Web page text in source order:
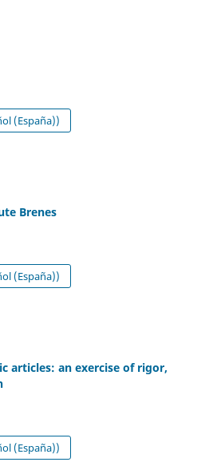
(España))
Brenes
(España))
articles: an exercise of rigor,
(España))